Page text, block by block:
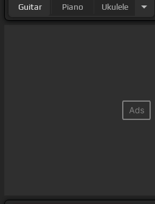
Guitar Piano Ukulele